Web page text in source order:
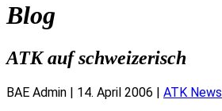
Blog
ATK auf schweizerisch
BAE Admin | 14. April 2006 | ATK News